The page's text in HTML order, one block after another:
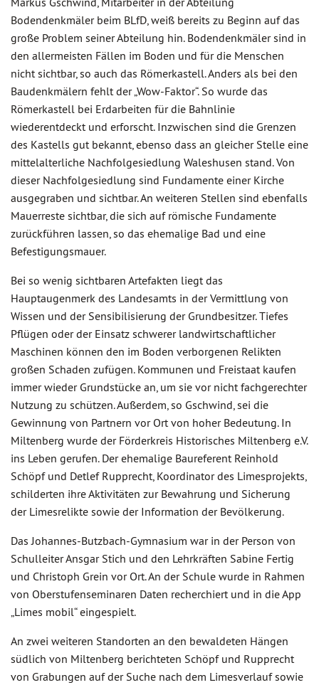
Bodendenkmäler beim BLfD, weiß bereits zu Beginn auf das
große Problem seiner Abteilung hin. Bodendenkmäler sind in
den allermeisten Fällen im Boden und für die Menschen
nicht sichtbar, so auch das Römerkastell. Anders als bei den
Baudenkmälern fehlt der „Wow-Faktor“. So wurde das
Römerkastell bei Erdarbeiten für die Bahnlinie
wiederentdeckt und erforscht. Inzwischen sind die Grenzen
des Kastells gut bekannt, ebenso dass an gleicher Stelle eine
mittelalterliche Nachfolgesiedlung Waleshusen stand. Von
dieser Nachfolgesiedlung sind Fundamente einer Kirche
ausgegraben und sichtbar. An weiteren Stellen sind ebenfalls
Mauerreste sichtbar, die sich auf römische Fundamente
zurückführen lassen, so das ehemalige Bad und eine
Befestigungsmauer.
Bei so wenig sichtbaren Artefakten liegt das
Hauptaugenmerk des Landesamts in der Vermittlung von
Wissen und der Sensibilisierung der Grundbesitzer. Tiefes
Pflügen oder der Einsatz schwerer landwirtschaftlicher
Maschinen können den im Boden verborgenen Relikten
großen Schaden zufügen. Kommunen und Freistaat kaufen
immer wieder Grundstücke an, um sie vor nicht fachgerechter
Nutzung zu schützen. Außerdem, so Gschwind, sei die
Gewinnung von Partnern vor Ort von hoher Bedeutung. In
Miltenberg wurde der Förderkreis Historisches Miltenberg e.V.
ins Leben gerufen. Der ehemalige Baureferent Reinhold
Schöpf und Detlef Rupprecht, Koordinator des Limesprojekts,
schilderten ihre Aktivitäten zur Bewahrung und Sicherung
der Limesrelikte sowie der Information der Bevölkerung.
Das Johannes-Butzbach-Gymnasium war in der Person von
Schulleiter Ansgar Stich und den Lehrkräften Sabine Fertig
und Christoph Grein vor Ort. An der Schule wurde in Rahmen
von Oberstufenseminaren Daten recherchiert und in die App
„Limes mobil“ eingespielt.
An zwei weiteren Standorten an den bewaldeten Hängen
südlich von Miltenberg berichteten Schöpf und Rupprecht
von Grabungen auf der Suche nach dem Limesverlauf sowie